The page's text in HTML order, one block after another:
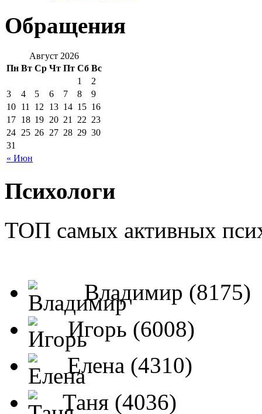
Обращения
Август 2026
Пн Вт Ср Чт Пт Сб Вс
« Июн
1
2
3
4 5 6 7 8
9
10 11 12 13 14 15 16
17 18 19 20 21 22 23
24 25 26 27 28 29 30
31
Психологи
ТОП самых активных
Владимир (8175)
Игорь (6008)
Елена (4310)
Таня (4036)